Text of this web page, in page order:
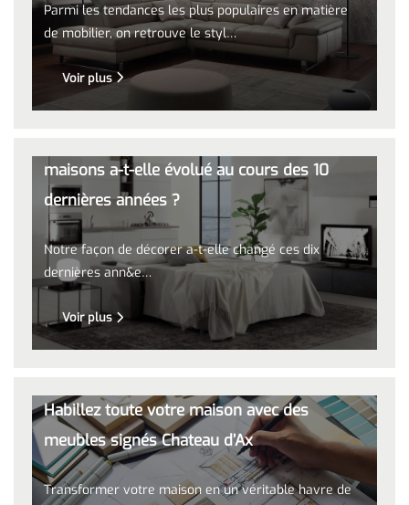
Parmi les tendances les plus populaires en matière
de mobilier, on retrouve le styl…
Voir plus
maisons a-t-elle évolué au cours des 10
dernières années ?
Notre façon de décorer a-t-elle changé ces dix
dernières ann&e…
Voir plus
Habillez toute votre maison avec des
meubles signés Chateau d’Ax
Transformer votre maison en un véritable havre de